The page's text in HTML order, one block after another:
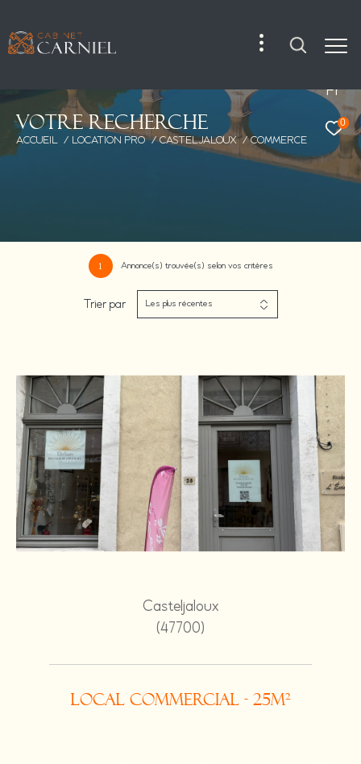
Fr
0
Votre recherche
ACCUEIL LOCATION PRO CASTELJALOUX COMMERCE
1 Annonce(s) trouvée(s) selon vos critères
Trier par Les plus récentes
Casteljaloux
(47700)
Local commercial - 25m²